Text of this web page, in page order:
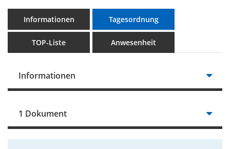
Informationen Tagesordnung
TOP-Liste Anwesenheit
Informationen
1 Dokument